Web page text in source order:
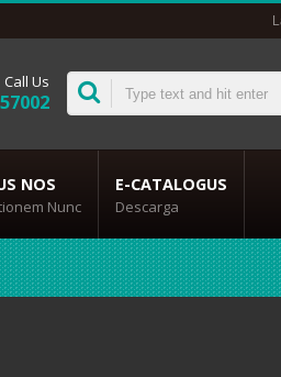
Call Us
NOS
Nunc
E-CATALOGUS
Descarga